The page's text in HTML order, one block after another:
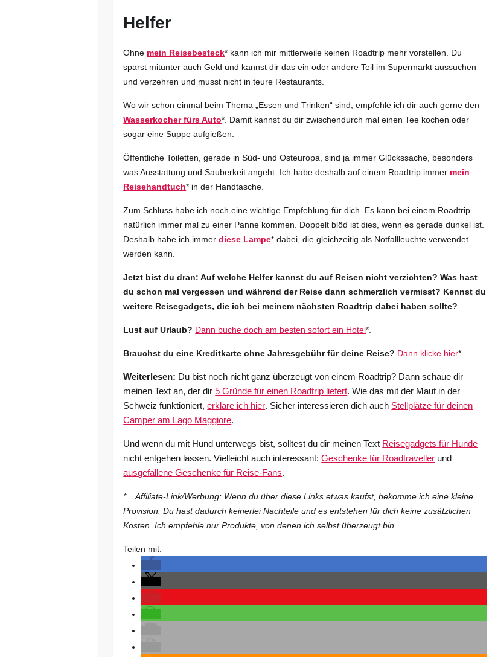
Helfer
Ohne mein Reisebesteck* kann ich mir mittlerweile keinen Roadtrip mehr vorstellen. Du
sparst mitunter auch Geld und kannst dir das ein oder andere Teil im Supermarkt aussuchen
und verzehren und musst nicht in teure Restaurants.
Wo wir schon einmal beim Thema „Essen und Trinken“ sind, empfehle ich dir auch gerne den
Wasserkocher fürs Auto*. Damit kannst du dir zwischendurch mal einen Tee kochen oder
sogar eine Suppe aufgießen.
Öffentliche Toiletten, gerade in Süd- und Osteuropa, sind ja immer Glückssache, besonders
was Ausstattung und Sauberkeit angeht. Ich habe deshalb auf einem Roadtrip immer mein
Reisehandtuch* in der Handtasche.
Zum Schluss habe ich noch eine wichtige Empfehlung für dich. Es kann bei einem Roadtrip
natürlich immer mal zu einer Panne kommen. Doppelt blöd ist dies, wenn es gerade dunkel ist.
Deshalb habe ich immerdiese Lampe* dabei, die gleichzeitig als Notfallleuchte verwendet
werden kann.
Jetzt bist du dran: Auf welche Helfer kannst du auf Reisen nicht verzichten? Was hast
du schon mal vergessen und während der Reise dann schmerzlich vermisst? Kennst du
weitere Reisegadgets, die ich bei meinem nächsten Roadtrip dabei haben sollte?
Lust auf Urlaub? Dann buche doch am besten sofort ein Hotel*.
Brauchst du eine Kreditkarte ohne Jahresgebühr für deine Reise? Dann klicke hier*.
Weiterlesen: Du bist noch nicht ganz überzeugt von einem Roadtrip? Dann schaue dir
meinen Text an, der dir5 Gründe für einen Roadtrip liefert. Wie das mit der Maut in der
Schweiz funktioniert,erkläre ich hier. Sicher interessieren dich auch Stellplätze für deinen
Camper am Lago Maggiore.
Und wenn du mit Hund unterwegs bist, solltest du dir meinen Text Reisegadgets für Hunde
nicht entgehen lassen. Vielleicht auch interessant:Geschenke für Roadtraveller und
ausgefallene Geschenke für Reise-Fans.
* = Affiliate-Link/Werbung: Wenn du über diese Links etwas kaufst, bekomme ich eine kleine
Provision. Du hast dadurch keinerlei Nachteile und es entstehen für dich keine zusätzlichen
Kosten. Ich empfehle nur Produkte, von denen ich selbst überzeugt bin.
Teilen mit: